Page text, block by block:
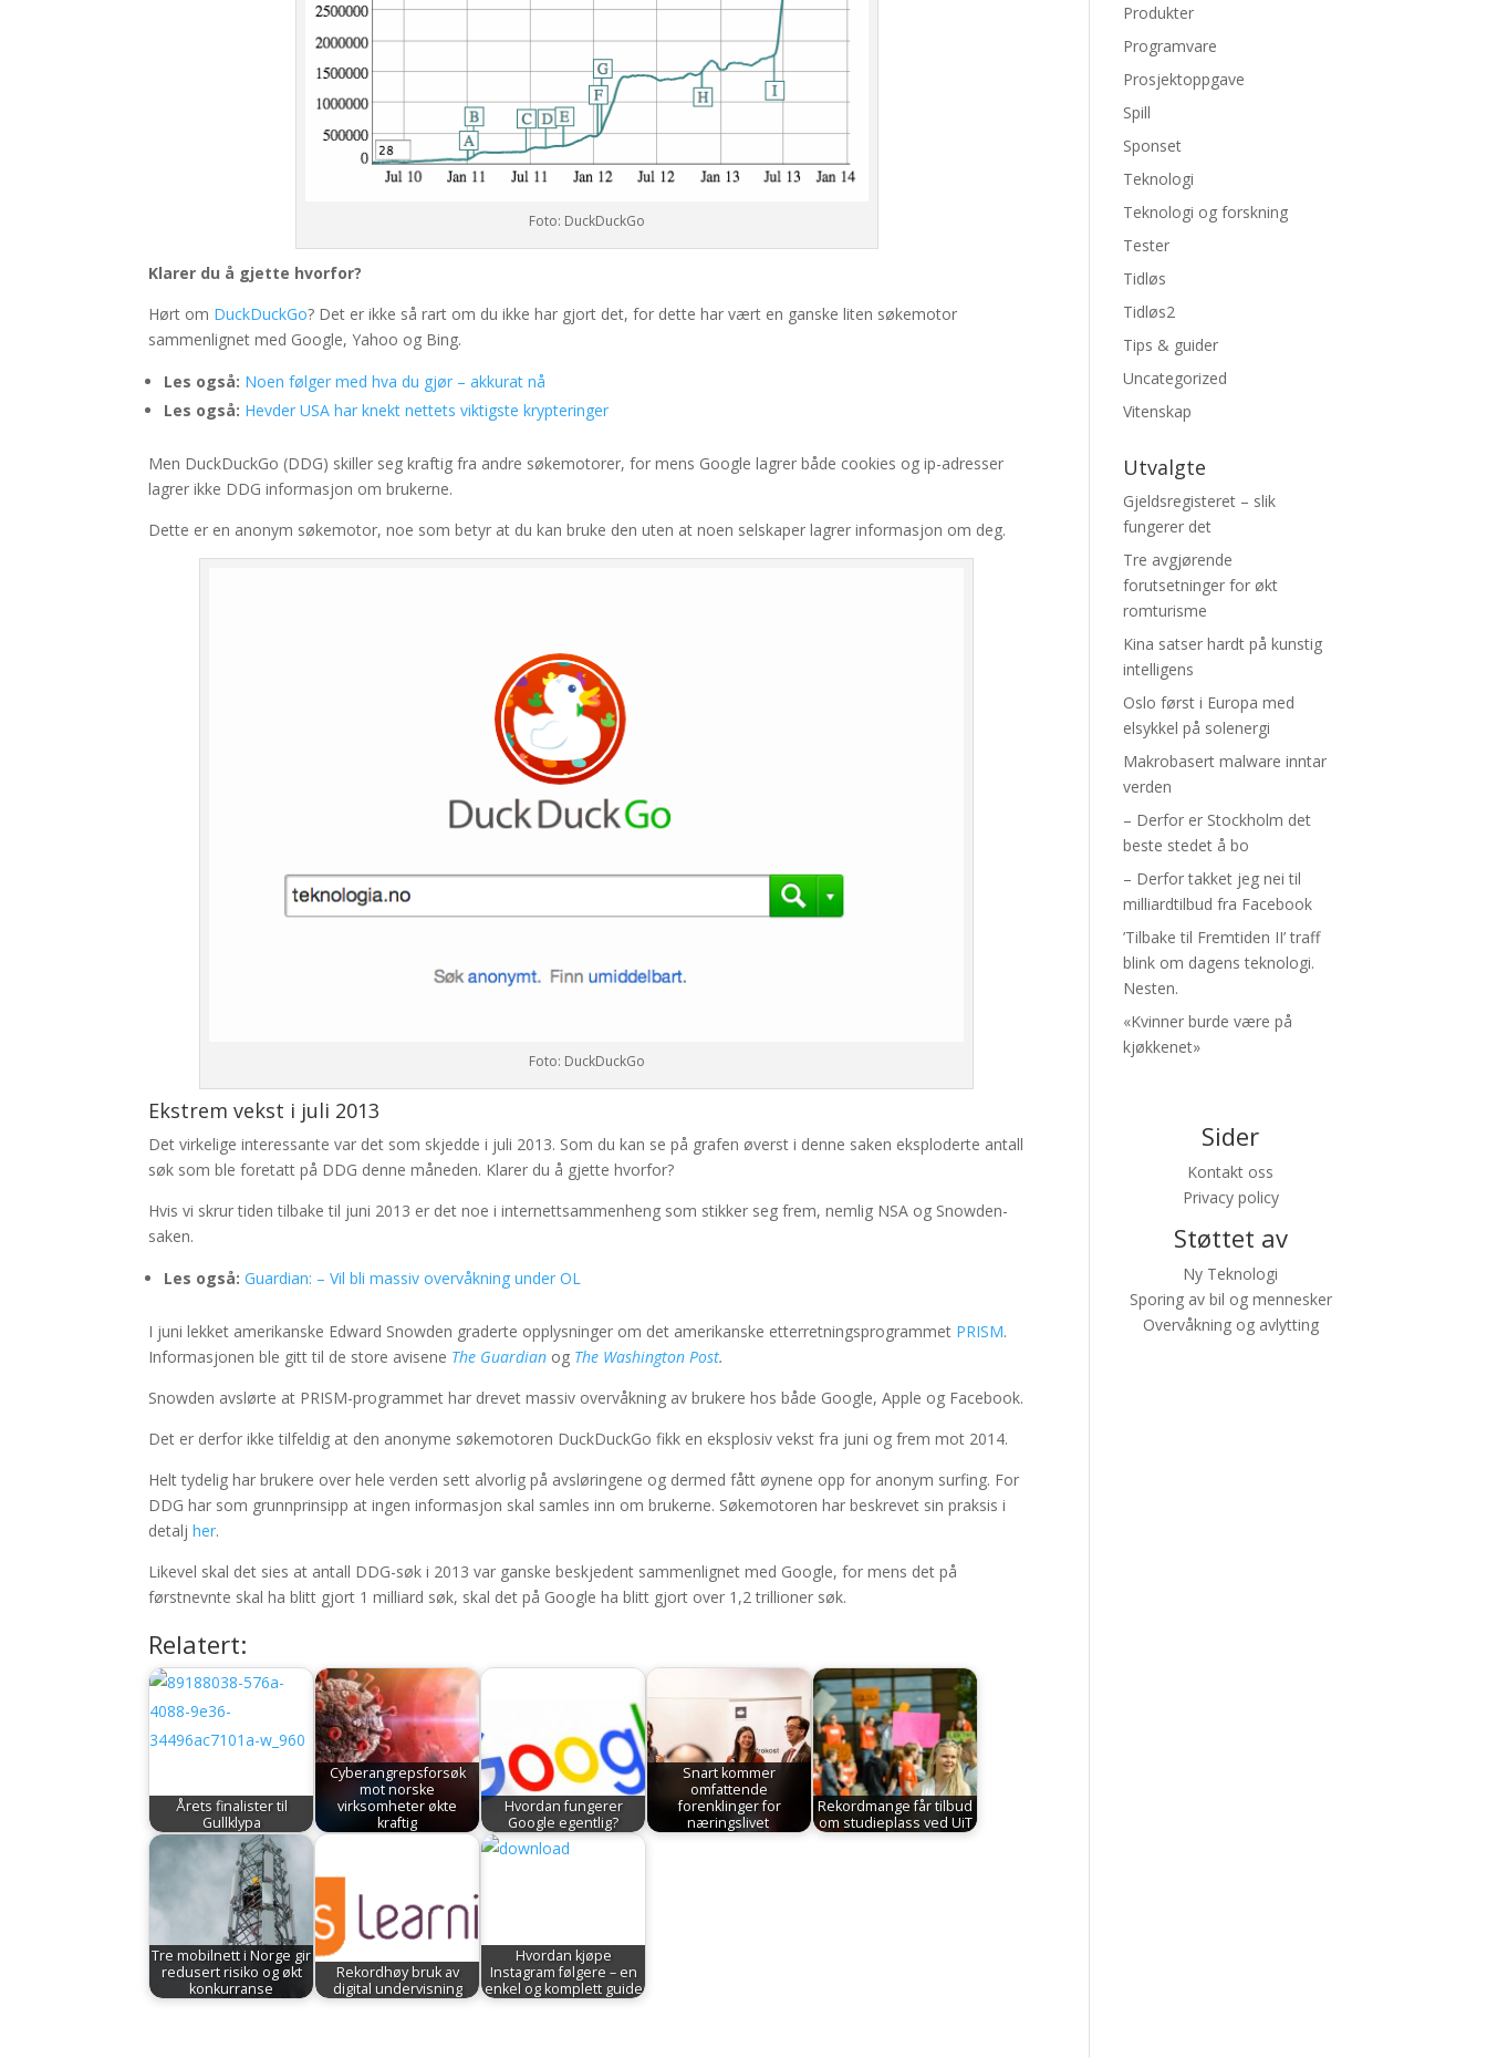
Foto: DuckDuckGo
Klarer du å gjette hvorfor?
Hørt om DuckDuckGo? Det er ikke så rart om du ikke har gjort det, for dette har vært en ganske liten søkemotor
sammenlignet med Google, Yahoo og Bing.
Les også: Noen følger med hva du gjør – akkurat nå
Les også: Hevder USA har knekt nettets viktigste krypteringer
Men DuckDuckGo (DDG) skiller seg kraftig fra andre søkemotorer, for mens Google lagrer både cookies og ip-adresser
lagrer ikke DDG informasjon om brukerne.
Dette er en anonym søkemotor, noe som betyr at du kan bruke den uten at noen selskaper lagrer informasjon om deg.
Foto: DuckDuckGo
Ekstrem vekst i juli 2013
Det virkelige interessante var det som skjedde i juli 2013. Som du kan se på grafen øverst i denne saken eksploderte antall
søk som ble foretatt på DDG denne måneden. Klarer du å gjette hvorfor?
Hvis vi skrur tiden tilbake til juni 2013 er det noe i internettsammenheng som stikker seg frem, nemlig NSA og Snowden-
saken.
Les også: Guardian: – Vil bli massiv overvåkning under OL
I juni lekket amerikanske Edward Snowden graderte opplysninger om det amerikanske etterretningsprogrammet PRISM.
Informasjonen ble gitt til de store avisene The Guardian og The Washington Post.
Snowden avslørte at PRISM-programmet har drevet massiv overvåkning av brukere hos både Google, Apple og Facebook.
Det er derfor ikke tilfeldig at den anonyme søkemotoren DuckDuckGo fikk en eksplosiv vekst fra juni og frem mot 2014.
Helt tydelig har brukere over hele verden sett alvorlig på avsløringene og dermed fått øynene opp for anonym surfing. For
DDG har som grunnprinsipp at ingen informasjon skal samles inn om brukerne. Søkemotoren har beskrevet sin praksis i
detaljher.
Likevel skal det sies at antall DDG-søk i 2013 var ganske beskjedent sammenlignet med Google, for mens det på
førstnevnte skal ha blitt gjort 1 milliard søk, skal det på Google ha blitt gjort over 1,2 trillioner søk.
Relatert:
Årets finalister til
Gullklypa
Cyberangrepsforsøk
mot norske
virksomheter økte
kraftig
Hvordan fungerer
Google egentlig?
Snart kommer
omfattende
forenklinger for
næringslivet
Rekordmange får tilbud
om studieplass ved UiT
Tre mobilnett i Norge gir
redusert risiko og økt
konkurranse
Rekordhøy bruk av
digital undervisning
Hvordan kjøpe
Instagram følgere – en
enkel og komplett guide
Produkter
Programvare
Prosjektoppgave
Spill
Sponset
Teknologi
Teknologi og forskning
Tester
Tidløs
Tidløs2
Tips & guider
Uncategorized
Vitenskap
Utvalgte
Gjeldsregisteret – slik
fungerer det
Tre avgjørende
forutsetninger for økt
romturisme
Kina satser hardt på kunstig
intelligens
Oslo først i Europa med
elsykkel på solenergi
Makrobasert malware inntar
verden
– Derfor er Stockholm det
beste stedet å bo
– Derfor takket jeg nei til
milliardtilbud fra Facebook
’Tilbake til Fremtiden II’ traff
blink om dagens teknologi.
Nesten.
«Kvinner burde være på
kjøkkenet»
Sider
Kontakt oss
Privacy policy
Støttet av
Ny Teknologi
Sporing av bil og mennesker
Overvåkning og avlytting